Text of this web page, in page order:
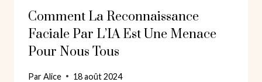
Comment La Reconnaissance
Faciale Par L’IA Est Une Menace
Pour Nous Tous
ParAlice 18 août 2024